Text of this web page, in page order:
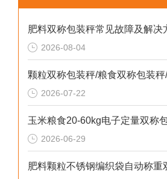
肥料双称包装秤常见故障及解决
2026-08-04
2026-07-22
2026-06-29